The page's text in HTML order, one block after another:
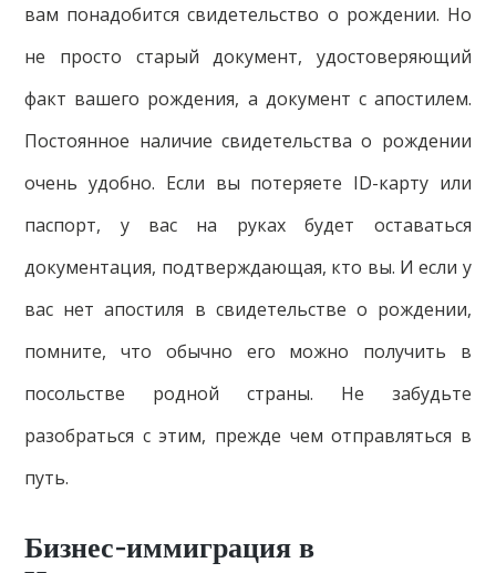
вам понадобится свидетельство о рождении. Но
не просто старый документ, удостоверяющий
факт вашего рождения, а документ с апостилем.
Постоянное наличие свидетельства о рождении
очень удобно. Если вы потеряете ID-карту или
паспорт, у вас на руках будет оставаться
документация, подтверждающая, кто вы. И если у
вас нет апостиля в свидетельстве о рождении,
помните, что обычно его можно получить в
посольстве родной страны. Не забудьте
разобраться с этим, прежде чем отправляться в
путь.
Бизнес-иммиграция в